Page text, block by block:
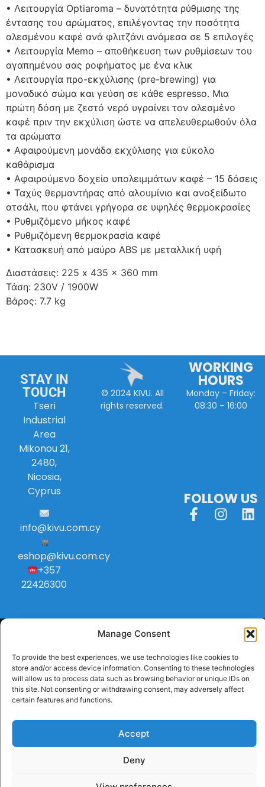
Manage Consent
To provide the best experiences, we use technologies like cookies to
store and/or access device information. Consenting to these technologies
will allow us to process data such as browsing behavior or unique IDs on
this site. Not consenting or withdrawing consent, may adversely affect
certain features and functions.
Accept
Deny
• Λειτουργία Optiaroma – δυνατότητα ρύθμισης της
έντασης του αρώματος, επιλέγοντας την ποσότητα
αλεσμένου καφέ ανά φλιτζάνι ανάμεσα σε 5 επιλογές
• Λειτουργία Memo – αποθήκευση των ρυθμίσεων του
αγαπημένου σας ροφήματος με ένα κλικ
• Λειτουργία προ-εκχύλισης (pre-brewing) για
μοναδικό σώμα και γεύση σε κάθε espresso. Μια
πρώτη δόση με ζεστό νερό υγραίνει τον αλεσμένο
καφέ πριν την εκχύλιση ώστε να απελευθερωθούν όλα
τα αρώματα
• Αφαιρούμενη μονάδα εκχύλισης για εύκολο
καθάρισμα
• Αφαιρούμενο δοχείο υπολειμμάτων καφέ – 15 δόσεις
• Ταχύς θερμαντήρας από αλουμίνιο και ανοξείδωτο
ατσάλι, που φτάνει γρήγορα σε υψηλές θερμοκρασίες
• Ρυθμιζόμενο μήκος καφέ
• Ρυθμιζόμενη θερμοκρασία καφέ
• Κατασκευή από μαύρο ABS με μεταλλική υφή
Διαστάσεις: 225 x 435 x 360 mm
Τάση: 230V / 1900W
Βάρος: 7.7 kg
STAY IN
TOUCH
Tseri
Industrial
Area
Mikonou 21,
2480,
Nicosia,
Cyprus
info@kivu.com.cy
eshop@kivu.com.cy
+357
22426300
© 2024 KIVU. All
rights reserved.
WORKING
HOURS
Monday – Friday:
08:30 – 16:00
FOLLOW US